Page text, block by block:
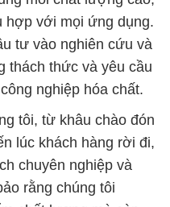
tôi, từ khâu chào đón
lúc khách hàng rời đi,
chuyên nghiệp và
rằng chúng tôi
chất lượng mà còn
sắc cho khách hàng
Phát luôn cam kết